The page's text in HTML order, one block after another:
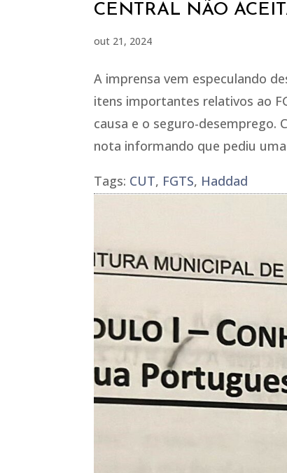
CENTRAL NÃO
out 21, 2024
A imprensa vem especulando
itens importantes relativos ao
causa e o seguro-desemprego.
nota informando que pediu
Tags: CUT, FGTS, Haddad